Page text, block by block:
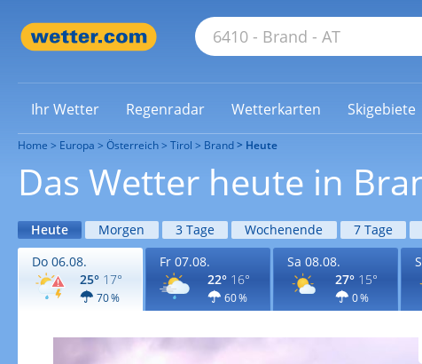
Ihr Wetter Regenradar Wetterkarten Skigebiete
Home Europa Österreich Tirol Brand Heute
Das Wetter heute in
Heute Morgen 3 Tage Wochenende 7 Tage
Do 06.08.
25° 17°
70 %
Fr 07.08.
22° 16°
60 %
Sa 08.08.
27° 15°
0 %